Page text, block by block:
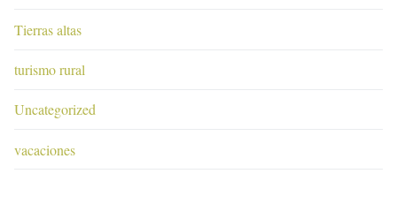
Tierras altas
turismo rural
Uncategorized
vacaciones